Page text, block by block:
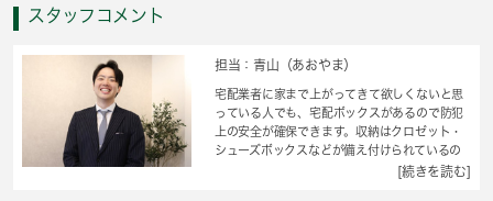
スタッフコメント
担当：青山（あおやま）
宅配業者に家まで上がってきて欲しくないと思
っている人でも、宅配ボックスがあるので防犯
上の安全が確保できます。収納はクロゼット・
シューズボックスなどが備え付けられているの
で、衣類や日用品の収納に重宝します。生乾き
[続きを読む]